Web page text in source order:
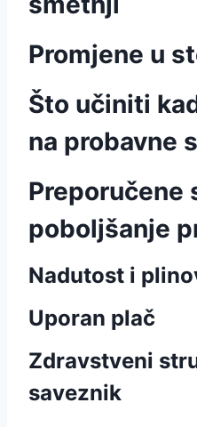
Promjene u
Što učiniti
na probavne
Preporučene
poboljšanje
Nadutost i
Uporan plač
Zdravstveni
saveznik